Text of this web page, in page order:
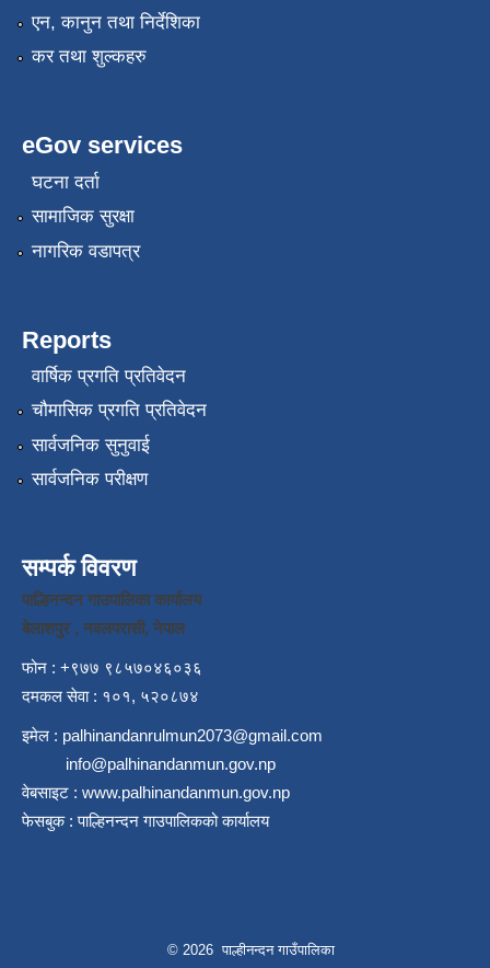
एन, कानुन तथा निर्देशिका
कर तथा शुल्कहरु
eGov services
घटना दर्ता
सामाजिक सुरक्षा
नागरिक वडापत्र
Reports
वार्षिक प्रगति प्रतिवेदन
चौमासिक प्रगति प्रतिवेदन
सार्वजनिक सुनुवाई
सार्वजनिक परीक्षण
सम्पर्क विवरण
पाल्हिनन्दन गाउपालिका कार्यालय
बेलाशपुर , नवलपरासी, नेपाल
फोन : +९७७ ९८५७०४६०३६
दमकल सेवा : १०१, ५२०८७४
इमेल : palhinandanrulmun2073@gmail.com
info@palhinandanmun.gov.np
वेबसाइट : www.palhinandanmun.gov.np
फेसबुक :पाल्हिनन्दन गाउपालिकको कार्यालय
© 2026 पाल्हीनन्दन गाउँपालिका